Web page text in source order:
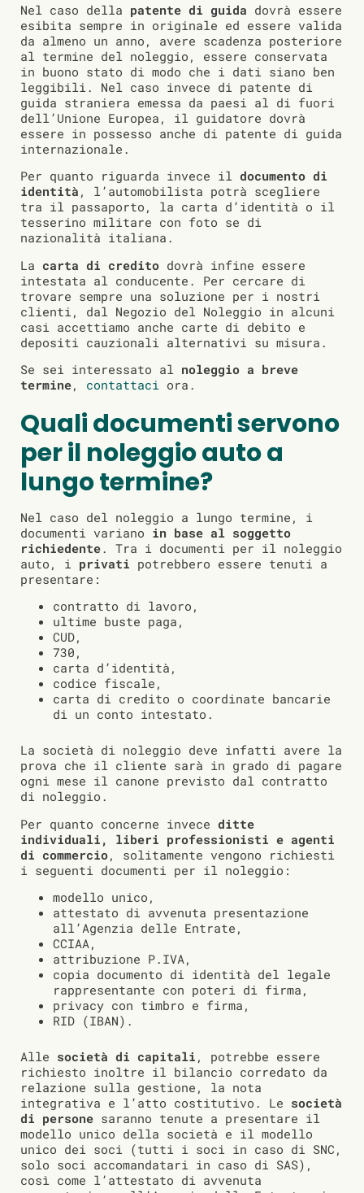
Nel caso della patente di guida dovrà essere
esibita sempre in originale ed essere valida
da almeno un anno, avere scadenza posteriore
al termine del noleggio, essere conservata
in buono stato di modo che i dati siano ben
leggibili. Nel caso invece di patente di
guida straniera emessa da paesi al di fuori
dell’Unione Europea, il guidatore dovrà
essere in possesso anche di patente di guida
internazionale.
Per quanto riguarda invece il documento di
identità , l’automobilista potrà scegliere
tra il passaporto, la carta d’identità o il
tesserino militare con foto se di
nazionalità italiana.
La carta di credito dovrà infine essere
intestata al conducente. Per cercare di
trovare sempre una soluzione per i nostri
clienti, dal Negozio del Noleggio in alcuni
casi accettiamo anche carte di debito e
depositi cauzionali alternativi su misura.
Se sei interessato al noleggio a breve
termine, contattaci ora.
Quali documenti servono
per il noleggio auto a
lungo termine?
Nel caso del noleggio a lungo termine, i
documenti variano in base al soggetto
richiedente. Tra i documenti per il noleggio
auto, i privati potrebbero essere tenuti a
presentare:
contratto di lavoro,
ultime buste paga,
CUD,
730,
carta d’identità,
codice fiscale,
carta di credito o coordinate bancarie
di un conto intestato.
La società di noleggio deve infatti avere la
prova che il cliente sarà in grado di pagare
ogni mese il canone previsto dal contratto
di noleggio.
Per quanto concerne invece ditte
individuali, liberi professionisti e agenti
di commercio, solitamente vengono richiesti
i seguenti documenti per il noleggio:
modello unico,
attestato di avvenuta presentazione
all’Agenzia delle Entrate,
CCIAA,
attribuzione P.IVA,
copia documento di identità del legale
rappresentante con poteri di firma,
privacy con timbro e firma,
RID (IBAN).
Alle società di capitali , potrebbe essere
richiesto inoltre il bilancio corredato da
relazione sulla gestione, la nota
integrativa e l’atto costitutivo. Le società
di persone saranno tenute a presentare il
modello unico della società e il modello
unico dei soci (tutti i soci in caso di SNC,
solo soci accomandatari in caso di SAS),
così come l’attestato di avvenuta